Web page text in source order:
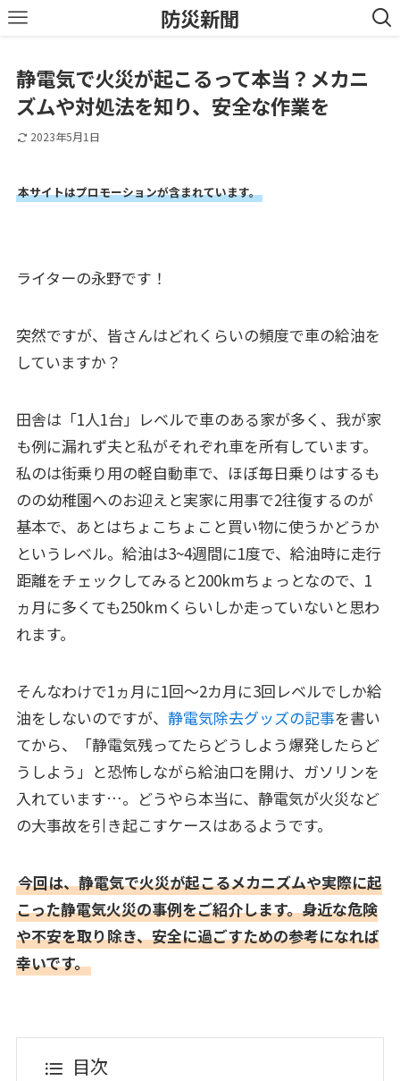
防災新聞
静電気で火災が起こるって本当？メカニ
ズムや対処法を知り、安全な作業を
2023年5月1日
本サイトはプロモーションが含まれています。
ライターの永野です！
突然ですが、皆さんはどれくらいの頻度で車の給油を
していますか？
田舎は「1人1台」レベルで車のある家が多く、我が家
も例に漏れず夫と私がそれぞれ車を所有しています。
私のは街乗り用の軽自動車で、ほぼ毎日乗りはするも
のの幼稚園へのお迎えと実家に用事で2往復するのが
基本で、あとはちょこちょこと買い物に使うかどうか
というレベル。給油は3~4週間に1度で、給油時に走行
距離をチェックしてみると200kmちょっとなので、1
ヵ月に多くても250kmくらいしか走っていないと思わ
れます。
そんなわけで1ヵ月に1回～2カ月に3回レベルでしか給
油をしないのですが、 静電気除去グッズの記事を書い
てから、「静電気残ってたらどうしよう爆発したらど
うしよう」と恐怖しながら給油口を開け、ガソリンを
入れています…。どうやら本当に、静電気が火災など
の大事故を引き起こすケースはあるようです。
今回は、静電気で火災が起こるメカニズムや実際に起
こった静電気火災の事例をご紹介します。身近な危険
や不安を取り除き、安全に過ごすための参考になれば
幸いです。
目次